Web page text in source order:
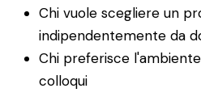
Chi vuole scegliere un
indipendentemente da
Chi preferisce
colloqui